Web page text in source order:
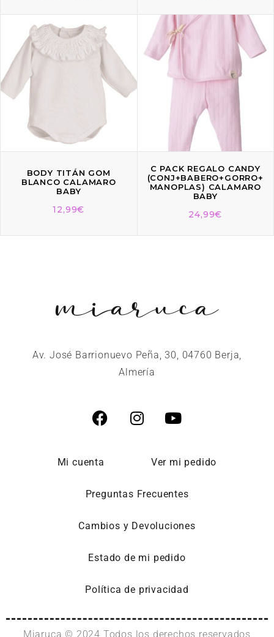
BODY TITÁN GOM
BLANCO CALAMARO
BABY
12,99€
C PACK REGALO CANDY
(CONJ+BABERO+GORRO+
MANOPLAS) CALAMARO
BABY
24,99€
Av. José Barrionuevo Peña, 30, 04760 Berja,
Almería
Mi cuenta Ver mi pedido
Preguntas Frecuentes
Cambios y Devoluciones
Estado de mi pedido
Política de privacidad
Miaruca © 2024 Todos los derechos reservados